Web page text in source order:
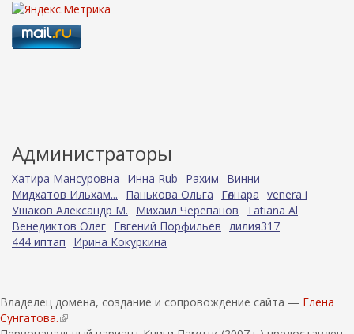
Администраторы
Хатира Мансуровна Инна Rub Рахим
Винни
Мидхатов Ильхам...
Панькова Ольга Гөлнара venera i
Ушаков Александр М.
Михаил Черепанов
Tatiana Al
Венедиктов Олег Евгений Порфильев лилия317
444 иптап
Ирина Кокуркина
Владелец домена, создание и сопровождение сайта — Елена
Сунгатова.(